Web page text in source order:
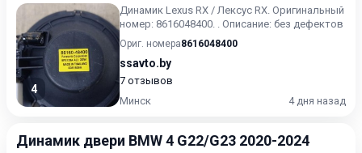
4
Динамик Lexus RX / Лексус RX. Оригинальный
номер: 8616048400. . Описание: без дефектов
Ориг. номера8616048400
ssavto.by
7 отзывов
Минск
4 дня назад
Динамик двери BMW 4 G22/G23 2020-2024